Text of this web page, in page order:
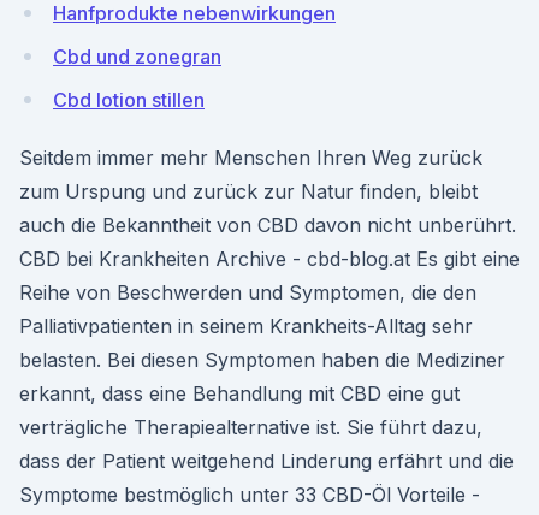
Hanfprodukte nebenwirkungen
Cbd und zonegran
Cbd lotion stillen
Seitdem immer mehr Menschen Ihren Weg zurück
zum Urspung und zurück zur Natur finden, bleibt
auch die Bekanntheit von CBD davon nicht unberührt.
CBD bei Krankheiten Archive - cbd-blog.at Es gibt eine
Reihe von Beschwerden und Symptomen, die den
Palliativpatienten in seinem Krankheits-Alltag sehr
belasten. Bei diesen Symptomen haben die Mediziner
erkannt, dass eine Behandlung mit CBD eine gut
verträgliche Therapiealternative ist. Sie führt dazu,
dass der Patient weitgehend Linderung erfährt und die
Symptome bestmöglich unter 33 CBD-Öl Vorteile -